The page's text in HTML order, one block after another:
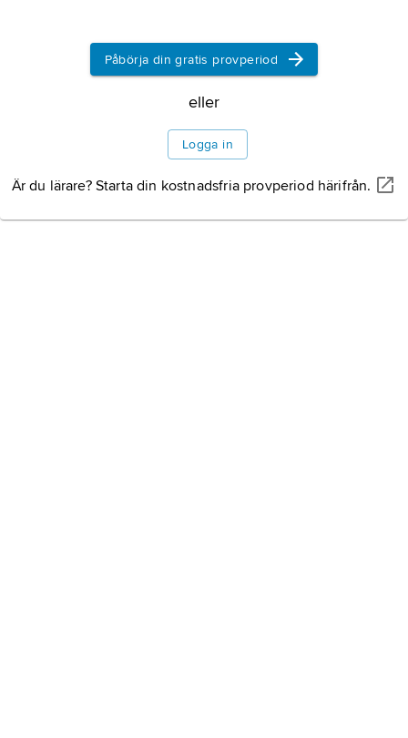
Påbörja din gratis provperiod
eller
Logga in
Är du lärare? Starta din kostnadsfria provperiod härifrån.